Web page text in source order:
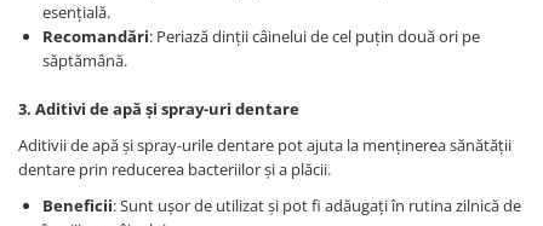
esențială.
Recomandări: Periază dinții câinelui de cel puțin două ori pe
săptămână.
3. Aditivi de apă și spray-uri dentare
Aditivii de apă și spray-urile dentare pot ajuta la menținerea sănătății
dentare prin reducerea bacteriilor și a plăcii.
Beneficii: Sunt ușor de utilizat și pot fi adăugați în rutina zilnică de